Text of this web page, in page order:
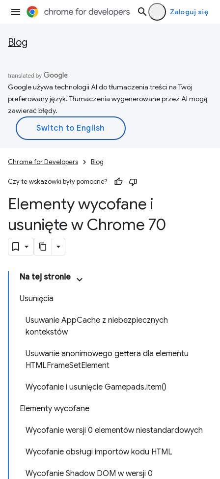
Zaloguj się
Blog
Google używa technologii AI do tłumaczenia treści na Twój
preferowany język. Tłumaczenia wygenerowane przez AI mogą
zawierać błędy.
Chrome for Developers Blog
Czy te wskazówki były pomocne?
Elementy wycofane i
usunięte w Chrome 70
Na tej stronie
Usunięcia
Usuwanie AppCache z niebezpiecznych
kontekstów
Usuwanie anonimowego gettera dla elementu
HTMLFrameSetElement
Wycofanie i usunięcie Gamepads.item()
Elementy wycofane
Wycofanie wersji 0 elementów niestandardowych
Wycofanie obsługi importów kodu HTML
Wycofanie Shadow DOM w wersji 0